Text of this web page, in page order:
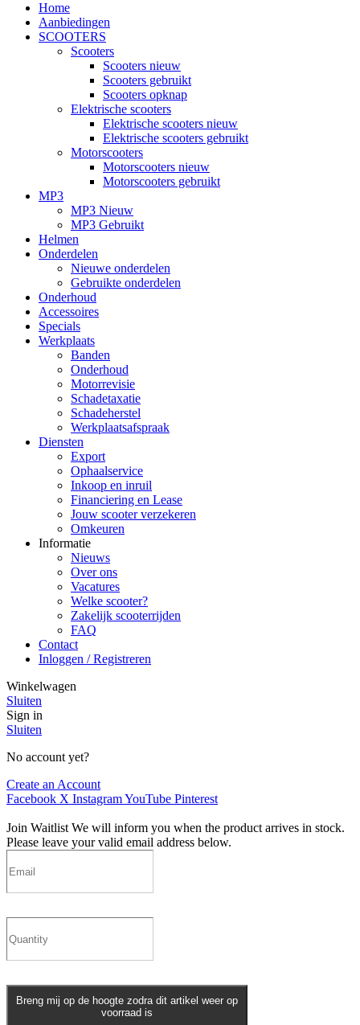
Home
Aanbiedingen
SCOOTERS
Scooters
Scooters nieuw
Scooters gebruikt
Scooters opknap
Elektrische scooters
Elektrische scooters nieuw
Elektrische scooters gebruikt
Motorscooters
Motorscooters nieuw
Motorscooters gebruikt
MP3
MP3 Nieuw
MP3 Gebruikt
Helmen
Onderdelen
Nieuwe onderdelen
Gebruikte onderdelen
Onderhoud
Accessoires
Specials
Werkplaats
Banden
Onderhoud
Motorrevisie
Schadetaxatie
Schadeherstel
Werkplaatsafspraak
Diensten
Export
Ophaalservice
Inkoop en inruil
Financiering en Lease
Jouw scooter verzekeren
Omkeuren
Informatie
Nieuws
Over ons
Vacatures
Welke scooter?
Zakelijk scooterrijden
FAQ
Contact
Inloggen / Registreren
Winkelwagen
Sluiten
Sign in
Sluiten
No account yet?
Create an Account
Facebook X InstagramYouTube Pinterest
Join Waitlist We will inform you when the product arrives in stock.
Please leave your valid email address below.
Breng mij op de hoogte zodra dit artikel weer op
voorraad is